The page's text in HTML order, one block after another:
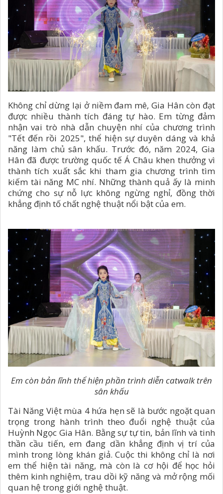
Không chỉ dừng lại ở niềm đam mê, Gia Hân còn đạt
được nhiều thành tích đáng tự hào. Em từng đảm
nhận vai trò nhà dẫn chuyện nhí của chương trình
"Tết đến rồi 2025", thể hiện sự duyên dáng và khả
năng làm chủ sân khấu. Trước đó, năm 2024, Gia
Hân đã được trường quốc tế Á Châu khen thưởng vì
thành tích xuất sắc khi tham gia chương trình tìm
kiếm tài năng MC nhí. Những thành quả ấy là minh
chứng cho sự nỗ lực không ngừng nghỉ, đồng thời
khẳng định tố chất nghệ thuật nổi bật của em.
Em còn bản lĩnh thể hiện phần trình diễn catwalk trên
sân khấu
Tài Năng Việt mùa 4 hứa hẹn sẽ là bước ngoặt quan
trọng trong hành trình theo đuổi nghệ thuật của
Huỳnh Ngọc Gia Hân. Bằng sự tự tin, bản lĩnh và tinh
thần cầu tiến, em đang dần khẳng định vị trí của
mình trong lòng khán giả. Cuộc thi không chỉ là nơi
em thể hiện tài năng, mà còn là cơ hội để học hỏi
thêm kinh nghiệm, trau dồi kỹ năng và mở rộng mối
quan hệ trong giới nghệ thuật.